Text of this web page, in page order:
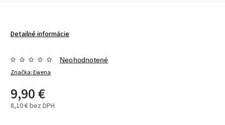
Detailné informácie
Značka:Ewena
Neohodnotené
9,90 €
8,10 € bez DPH